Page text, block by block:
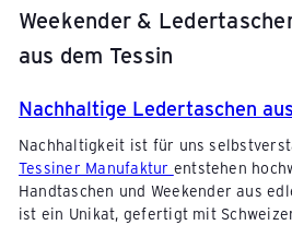
Weekender &
aus dem Tessin
Nachhaltige Ledertaschen
Nachhaltigkeit ist für uns
Tessiner Manufaktur entstehen
Handtaschen und Weekender aus
ist ein Unikat, gefertigt mit